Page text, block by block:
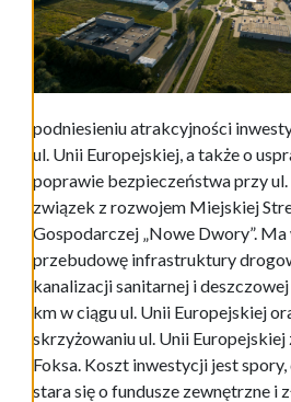
podniesieniu atrakcyjności
ul. Unii Europejskiej, a także o
poprawie bezpieczeństwa przy
związek z rozwojem Miejskiej
Gospodarczej „Nowe Dwory”. Ma
przebudowę infrastruktury
kanalizacji sanitarnej i
km w ciągu ul. Unii Europejskiej
skrzyżowaniu ul. Unii Europejskiej
Foksa. Koszt inwestycji jest
stara się o fundusze zewnętrzne i